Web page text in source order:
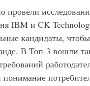
IBM и CK
кандидаты,
В Топ-3 вошли